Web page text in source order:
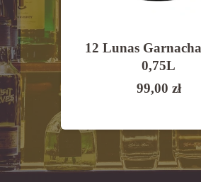
12 Lunas
0,75L
99,00 zł